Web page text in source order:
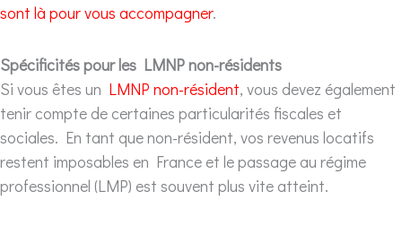
sont là pour vous accompagner.
Spécificités pour les LMNP non-résidents
Si vous êtes un LMNP non-résident, vous devez également
tenir compte de certaines particularités fiscales et
sociales. En tant que non-résident, vos revenus locatifs
restent imposables en France et le passage au régime
professionnel (LMP) est souvent plus vite atteint.